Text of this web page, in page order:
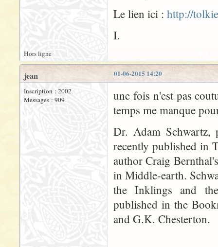
Le lien ici : http://
I.
Hors ligne
01-06-2015 14:20
jean
Inscription : 2002
Messages : 909
une fois n'est pas
temps me manque
Dr. Adam Schwartz,
recently published in
author Craig
in Middle-earth.
the Inklings and
published in the
and G.K. Chesterton.